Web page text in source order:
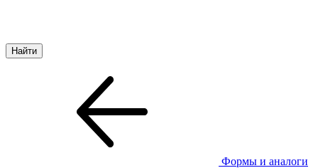
Формы и аналоги